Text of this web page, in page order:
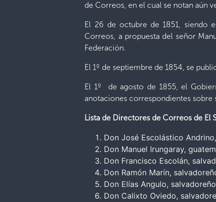
de Correos, en el cual se notan aún
El 26 de octubre de 1851, siendo
Correos, a propuesta del señor
Federación.
El 1º de septiembre de 1854, se
El 1º de agosto de 1855, el
anotaciones correspondientes sobre
Lista de Directores de Correos de El
Don José Escolástico
Don Manuel Irungaray,
Don Francisco Escolán,
Don Ramón Marín,
Don Elías Angulo, salvadoreño
Don Calixto Oviedo,